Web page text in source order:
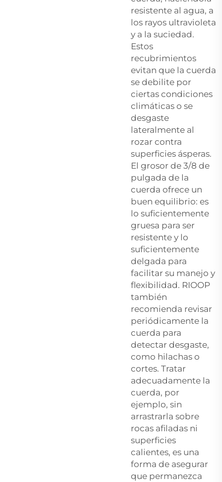
resistente al agua, a
los rayos ultravioleta
y a la suciedad.
Estos
recubrimientos
evitan que la cuerda
se debilite por
ciertas condiciones
climáticas o se
desgaste
lateralmente al
rozar contra
superficies ásperas.
El grosor de 3/8 de
pulgada de la
cuerda ofrece un
buen equilibrio: es
lo suficientemente
gruesa para ser
resistente y lo
suficientemente
delgada para
facilitar su manejo y
flexibilidad. RIOOP
también
recomienda revisar
periódicamente la
cuerda para
detectar desgaste,
como hilachas o
cortes. Tratar
adecuadamente la
cuerda, por
ejemplo, sin
arrastrarla sobre
rocas afiladas ni
superficies
calientes, es una
forma de asegurar
que permanezca